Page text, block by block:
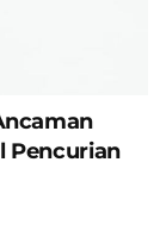
Pencurian